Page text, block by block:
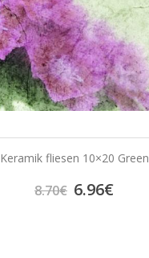
Keramik fliesen 10×20 Green
8.70€ 6.96€